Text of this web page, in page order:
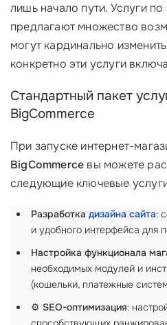
лишь начало пути. Услуги по
предлагают множество
могут кардинально
конкретно эти услуги
Стандартный пакет
BigCommerce
При запуске интернет-
BigCommerce вы можете
следующие ключевые
Разработка дизайна сайта:
и удобного интерфейса для
Настройка функционала
необходимых модулей и
(кошельки, платежные
⚙️ SEO-оптимизация: